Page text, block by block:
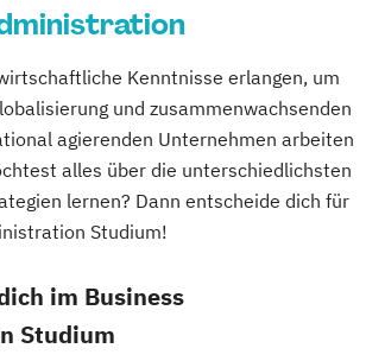
Materials
Klimaschutztechnik
Economics
American Studies
Ernährung
und Konsum (Lehramt)
und Weiterbildung
(Lehramt)
Doktorat an der
Kenntnisse erlangen, um
und zusammenwachsenden
agierenden Unternehmen arbeiten
alles über die unterschiedlichsten
lernen? Dann entscheide dich für
Studium!
im Business
Studium